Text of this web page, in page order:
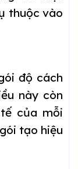
thuộc vào
độ cách
này còn
của mỗi
tạo hiệu